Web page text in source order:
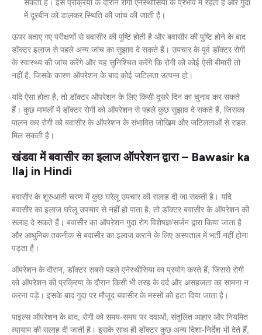
में दूरबीन को डालकर स्थिति की जांच की जाती है।
ऊपर बताए गए परीक्षणों से बवासीर की पुष्टि होती है और बवासीर की पुष्टि होने के बाद
डॉक्टर इलाज से पहले अन्य जांच का सुझाव दे सकते हैं। उपचार के पूर्व डॉक्टर रोगी
के स्वास्थ्य की जांच करेंगे और यह सुनिश्चित करेंगे कि रोगी को कोई ऐसी बीमारी तो
नहीं है, जिसके कारण ऑपरेशन के बाद कोई जटिलता उत्पन्न हो।
यदि ऐसा होता है, तो डॉक्टर ऑपरेशन के लिए किसी दूसरे दिन का चुनाव कर सकते
हैं। कुछ मामलों में डॉक्टर रोगी को ऑपरेशन से पहले कुछ सुझाव दे सकते हैं, जिसका
पालन कर रोगी को बवासीर के ऑपरेशन के संभावित जोखिम और जटिलताओं से राहत
मिल सकती है।
खंडवा में बवासीर का इलाज ऑपरेशन द्वारा – Bawasir ka
Ilaj in Hindi
बवासीर के शुरुआती चरण में कुछ घरेलू उपचार की सलाह दी जा सकती है। यदि
बवासीर का इलाज घरेलू उपचार से नहीं हो पाता है, तो डॉक्टर बवासीर के ऑपरेशन की
सलाह दे सकते हैं। बवासीर का ऑपरेशन गुदा रोग विशेषज्ञ/सर्जन द्वारा किया जाता है
और आधुनिक तकनीक से बवासीर का इलाज कराने के लिए अस्पताल में भर्ती नहीं होना
पड़ता है।
ऑपरेशन के दौरान, डॉक्टर सबसे पहले एनेस्थीसिया का प्रयोग करते हैं, जिससे रोगी
को ऑपरेशन की प्रक्रिया के दौरान किसी भी तरह के दर्द और असहजता का सामना न
करना पड़े। इसके बाद गुदा पर मौजूद बवासीर के मस्सों को हटा दिया जाता है।
पाइल्स ऑपरेशन के बाद, रोगी को समय-समय पर दवाओं, संतुलित आहार और नियमित
व्यायाम की सलाह दी जाती है। इसके साथ ही डॉक्टर कुछ अन्य दिशा-निर्देश भी देते हैं,